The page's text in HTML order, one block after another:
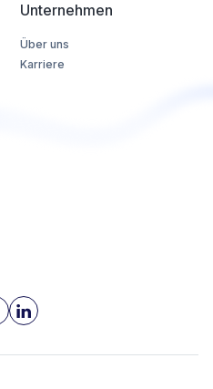
Unternehmen
Über uns
Karriere